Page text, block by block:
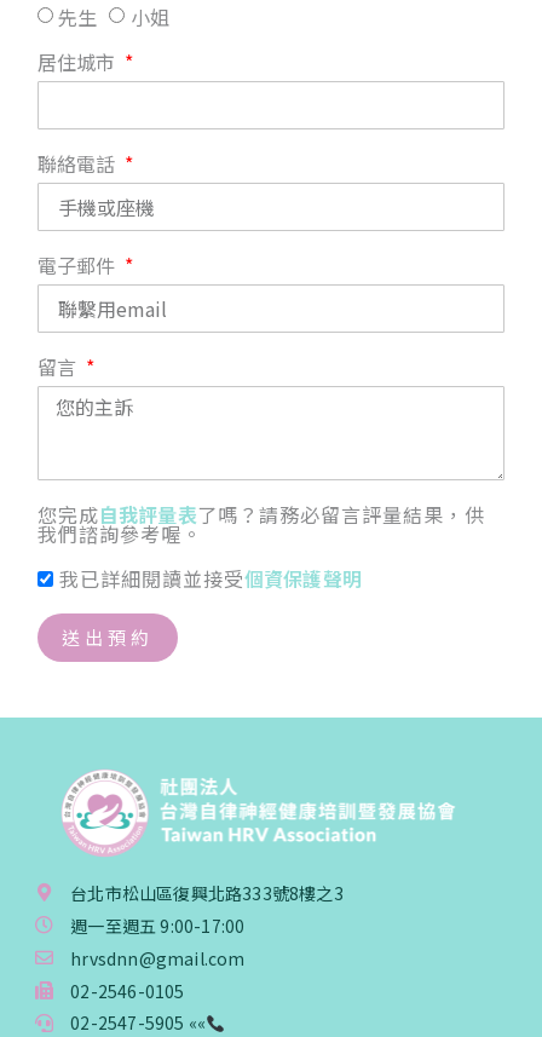
先生
小姐
居住城市
聯絡電話
電子郵件
留言
您完成自我評量表了嗎？請務必留言評量結果，供
我們諮詢參考喔。
我已詳細閱讀並接受個資保護聲明
送出預約
台北市松山區復興北路333號8樓之3
週一至週五 9:00-17:00
hrvsdnn@gmail.com
02-2546-0105
02-2547-5905 ««